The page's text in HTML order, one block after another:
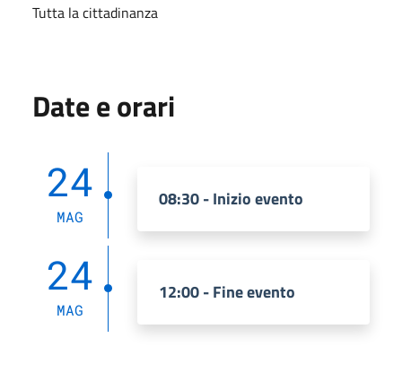
Tutta la cittadinanza
Date e orari
24
MAG
08:30 - Inizio evento
24
MAG
12:00 - Fine evento